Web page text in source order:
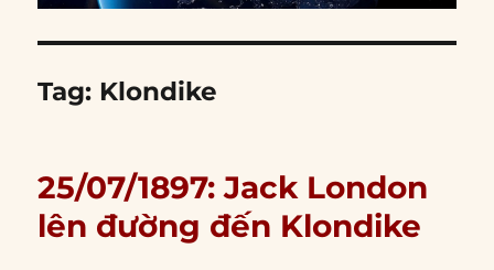
Tag: Klondike
25/07/1897: Jack London
lên đường đến Klondike